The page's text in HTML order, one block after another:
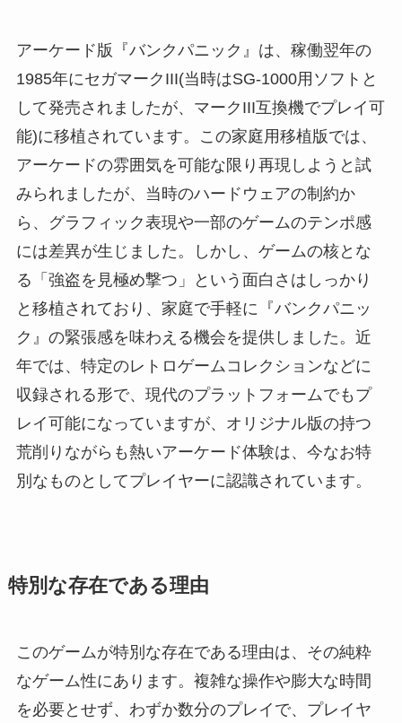
アーケード版『バンクパニック』は、稼働翌年の
1985年にセガマークIII(当時はSG-1000用ソフトと
して発売されましたが、マークIII互換機でプレイ可
能)に移植されています。この家庭用移植版では、
アーケードの雰囲気を可能な限り再現しようと試
みられましたが、当時のハードウェアの制約か
ら、グラフィック表現や一部のゲームのテンポ感
には差異が生じました。しかし、ゲームの核とな
る「強盗を見極め撃つ」という面白さはしっかり
と移植されており、家庭で手軽に『バンクパニッ
ク』の緊張感を味わえる機会を提供しました。近
年では、特定のレトロゲームコレクションなどに
収録される形で、現代のプラットフォームでもプ
レイ可能になっていますが、オリジナル版の持つ
荒削りながらも熱いアーケード体験は、今なお特
別なものとしてプレイヤーに認識されています。
特別な存在である理由
このゲームが特別な存在である理由は、その純粋
なゲーム性にあります。複雑な操作や膨大な時間
を必要とせず、わずか数分のプレイで、プレイヤ